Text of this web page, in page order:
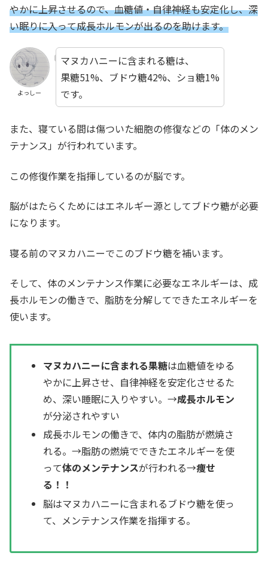
やかに上昇させるので、血糖値・自律神経も安定化し、深
い眠りに入って成長ホルモンが出るのを助けます。
よっしー
マヌカハニーに含まれる糖は、
果糖51%、ブドウ糖42%、ショ糖1%
です。
また、寝ている間は傷ついた細胞の修復などの「体のメン
テナンス」が行われています。
この修復作業を指揮しているのが脳です。
脳がはたらくためにはエネルギー源としてブドウ糖が必要
になります。
寝る前のマヌカハニーでこのブドウ糖を補います。
そして、体のメンテナンス作業に必要なエネルギーは、成
長ホルモンの働きで、脂肪を分解してできたエネルギーを
使います。
マヌカハニーに含まれる果糖は血糖値をゆる
やかに上昇させ、自律神経を安定化させるた
め、深い睡眠に入りやすい。→成長ホルモン
が分泌されやすい
成長ホルモンの働きで、体内の脂肪が燃焼さ
れる。→脂肪の燃焼でできたエネルギーを使
って体のメンテナンスが行われる→痩せ
る！！
脳はマヌカハニーに含まれるブドウ糖を使っ
て、メンテナンス作業を指揮する。